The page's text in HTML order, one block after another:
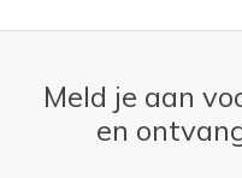
Meld je aan
en